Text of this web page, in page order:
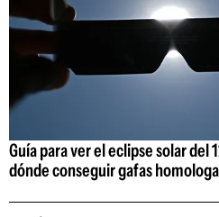
Guía para ver el eclipse solar del
dónde conseguir gafas